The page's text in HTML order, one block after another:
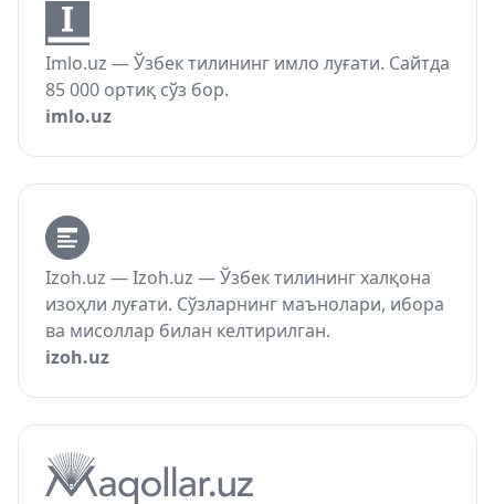
Imlo.uz — Ўзбек тилининг имло луғати. Сайтда
85 000 ортиқ сўз бор.
imlo.uz
Izoh.uz — Izoh.uz — Ўзбек тилининг халқона
изоҳли луғати. Сўзларнинг маънолари, ибора
ва мисоллар билан келтирилган.
izoh.uz